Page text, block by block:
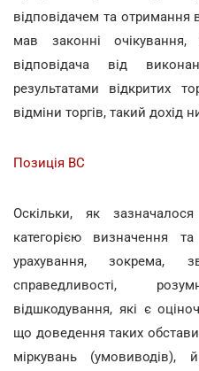
відповідачем та отримання
мав законні
відповідача від
результатами відкритих
відміни торгів, такий дохід
Позиція ВС
Оскільки, як
категорією визначення
урахування, зокрема,
справедливості,
відшкодування, які є
що доведення таких
міркувань